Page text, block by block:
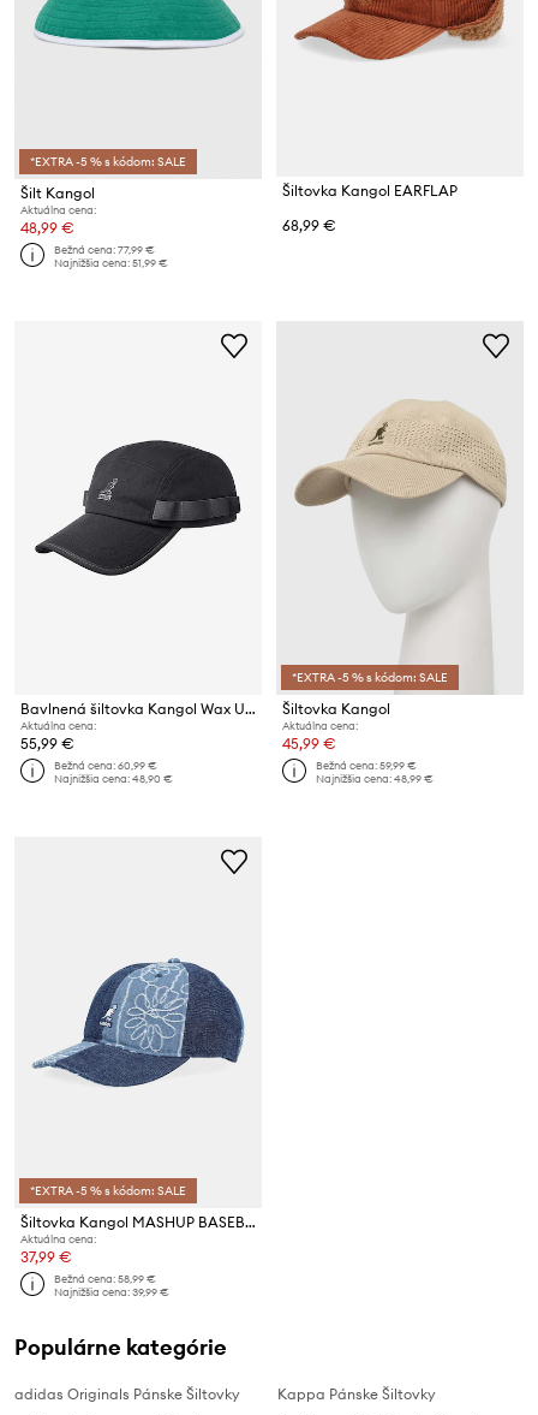
*EXTRA -5 % s kódom: SALE
Šilt Kangol
Aktuálna cena:
48,99 €
Bežná cena:77,99 €
Najnižšia cena:51,99 €
Šiltovka Kangol EARFLAP
68,99 €
Bavlnená šiltovka Kangol Wax Utility 5 Panel
Aktuálna cena:
55,99 €
Bežná cena:60,99 €
Najnižšia cena:48,90 €
*EXTRA -5 % s kódom: SALE
Šiltovka Kangol
Aktuálna cena:
45,99 €
Bežná cena:59,99 €
Najnižšia cena:48,99 €
*EXTRA -5 % s kódom: SALE
Šiltovka Kangol MASHUP BASEBALL
Aktuálna cena:
37,99 €
Bežná cena:58,99 €
Najnižšia cena:39,99 €
Populárne kategórie
adidas Originals Pánske Šiltovky
Kappa Pánske Šiltovky